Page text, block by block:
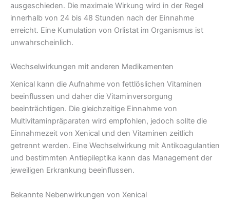
ausgeschieden. Die maximale Wirkung wird in der Regel
innerhalb von 24 bis 48 Stunden nach der Einnahme
erreicht. Eine Kumulation von Orlistat im Organismus ist
unwahrscheinlich.
Wechselwirkungen mit anderen Medikamenten
Xenical kann die Aufnahme von fettlöslichen Vitaminen
beeinflussen und daher die Vitaminversorgung
beeinträchtigen. Die gleichzeitige Einnahme von
Multivitaminpräparaten wird empfohlen, jedoch sollte die
Einnahmezeit von Xenical und den Vitaminen zeitlich
getrennt werden. Eine Wechselwirkung mit Antikoagulantien
und bestimmten Antiepileptika kann das Management der
jeweiligen Erkrankung beeinflussen.
Bekannte Nebenwirkungen von Xenical